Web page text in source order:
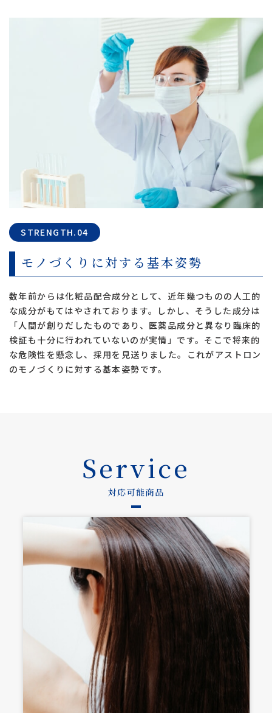
STRENGTH.04
モノづくりに対する基本姿勢
数年前からは化粧品配合成分として、近年幾つものの人工的
な成分がもてはやされております。しかし、そうした成分は
「人間が創りだしたものであり、医薬品成分と異なり臨床的
検証も十分に行われていないのが実情」です。そこで将来的
な危険性を懸念し、採用を見送りました。これがアストロン
のモノづくりに対する基本姿勢です。
Service
対応可能商品